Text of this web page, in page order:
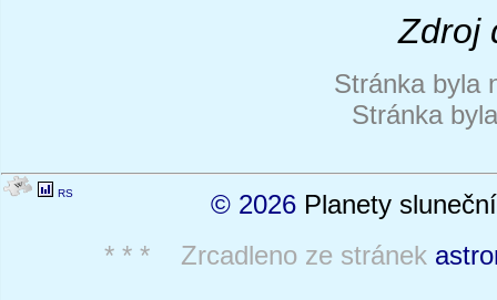
Zdroj
Stránka byla
Stránka
RS © 2026 Planety
* * * Zrcadleno ze stránek